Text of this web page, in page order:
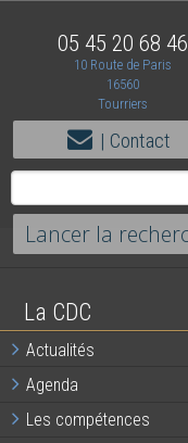
05 45 20 68 46
10 Route de Paris
16560
Tourriers
| Contact
La CDC
Actualités
Agenda
Les compétences